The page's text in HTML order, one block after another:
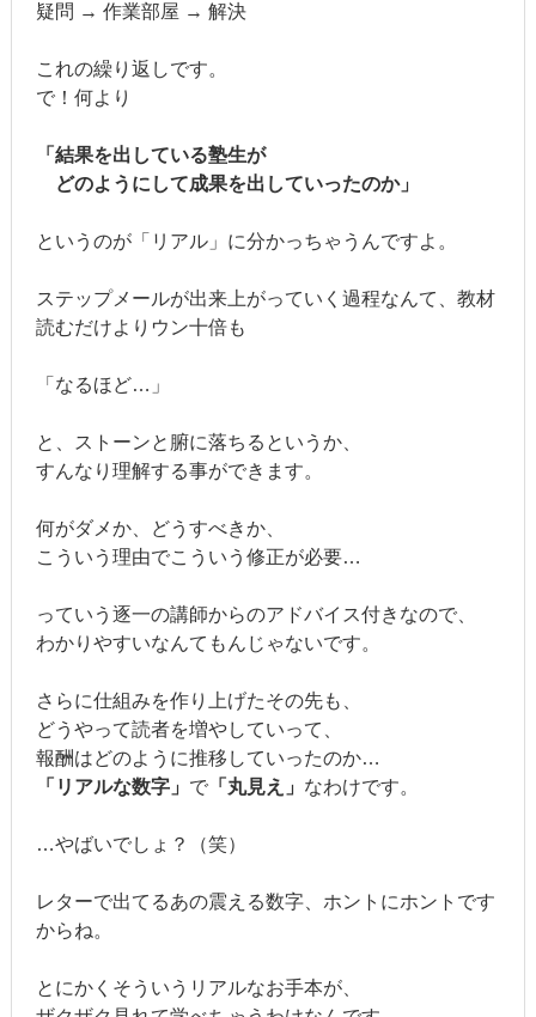
疑問 → 作業部屋 → 解決
これの繰り返しです。
で！何より
「結果を出している塾生が
どのようにして成果を出していったのか」
というのが「リアル」に分かっちゃうんですよ。
ステップメールが出来上がっていく過程なんて、教材
読むだけよりウン十倍も
「なるほど…」
と、ストーンと腑に落ちるというか、
すんなり理解する事ができます。
何がダメか、どうすべきか、
こういう理由でこういう修正が必要…
っていう逐一の講師からのアドバイス付きなので、
わかりやすいなんてもんじゃないです。
さらに仕組みを作り上げたその先も、
どうやって読者を増やしていって、
報酬はどのように推移していったのか…
「リアルな数字」 で「丸見え」 なわけです。
…やばいでしょ？（笑）
レターで出てるあの震える数字、ホントにホントです
からね。
とにかくそういうリアルなお手本が、